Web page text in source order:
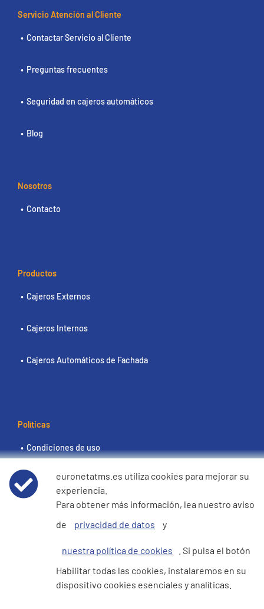
Servicio Atención al Cliente
Contactar Servicio al Cliente
Preguntas frecuentes
Seguridad en cajeros automáticos
Blog
Nosotros
Contacto
Productos
Cajeros Externos
Cajeros Internos
Cajeros Automáticos de Fachada
Políticas
Condiciones de uso
Aviso de privacidad de datos
Política de cookies
trata de seres humanos
euronetatms.es utiliza cookies para mejorar su
experiencia.
Para obtener más información, lea nuestro aviso
de
privacidad de datos y
nuestra política de cookies
. Si pulsa el botón
Habilitar todas las cookies, instalaremos en su
dispositivo cookies esenciales y analíticas.